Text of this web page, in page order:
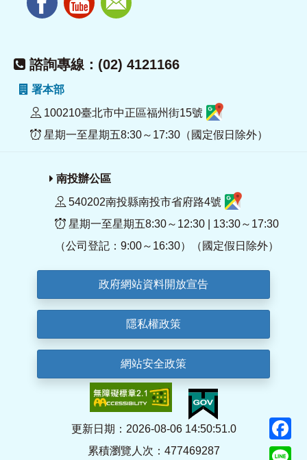
諮詢專線：(02) 4121166
署本部
100210臺北市中正區福州街15號
星期一至星期五8:30～17:30（國定假日除外）
南投辦公區
540202南投縣南投市省府路4號
星期一至星期五8:30～12:30 | 13:30～17:30
（公司登記：9:00～16:30）（國定假日除外）
政府網站資料開放宣告
隱私權政策
網站安全政策
更新日期：2026-08-06 14:50:51.0
累積瀏覽人次：477469287